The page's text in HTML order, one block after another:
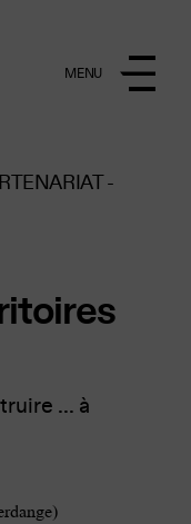
MENU
-
... à